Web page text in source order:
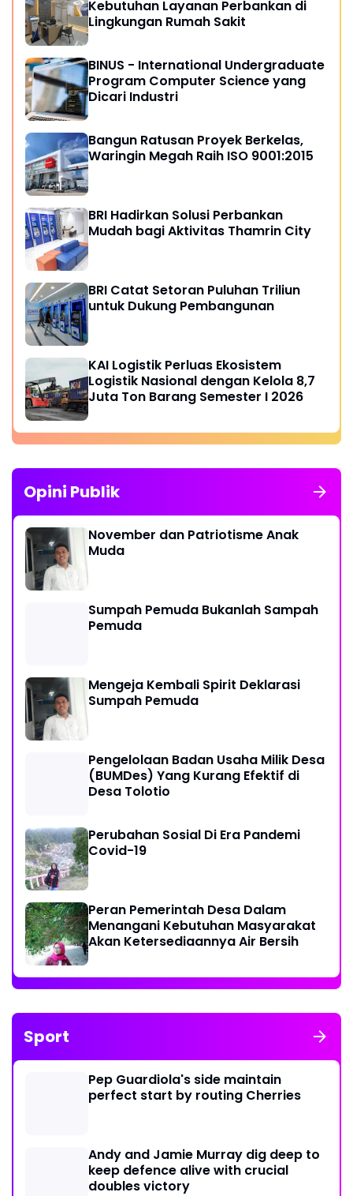
Kebutuhan Layanan Perbankan di
Lingkungan Rumah Sakit
BINUS - International Undergraduate
Program Computer Science yang
Dicari Industri
Bangun Ratusan Proyek Berkelas,
Waringin Megah Raih ISO 9001:2015
BRI Hadirkan Solusi Perbankan
Mudah bagi Aktivitas Thamrin City
BRI Catat Setoran Puluhan Triliun
untuk Dukung Pembangunan
KAI Logistik Perluas Ekosistem
Logistik Nasional dengan Kelola 8,7
Juta Ton Barang Semester I 2026
Opini Publik
November dan Patriotisme Anak
Muda
Sumpah Pemuda Bukanlah Sampah
Pemuda
Mengeja Kembali Spirit Deklarasi
Sumpah Pemuda
Pengelolaan Badan Usaha Milik Desa
(BUMDes) Yang Kurang Efektif di
Desa Tolotio
Perubahan Sosial Di Era Pandemi
Covid-19
Peran Pemerintah Desa Dalam
Menangani Kebutuhan Masyarakat
Akan Ketersediaannya Air Bersih
Sport
Pep Guardiola's side maintain
perfect start by routing Cherries
Andy and Jamie Murray dig deep to
keep defence alive with crucial
doubles victory